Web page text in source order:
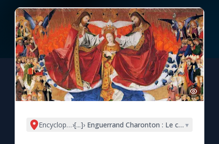
1000 Raisons de Croire
L'actualité de la semaine
La chaîne Youtube
La newsletter
Encyclopédie mariale
›[...]› Enguerrand Charonton : Le ▾